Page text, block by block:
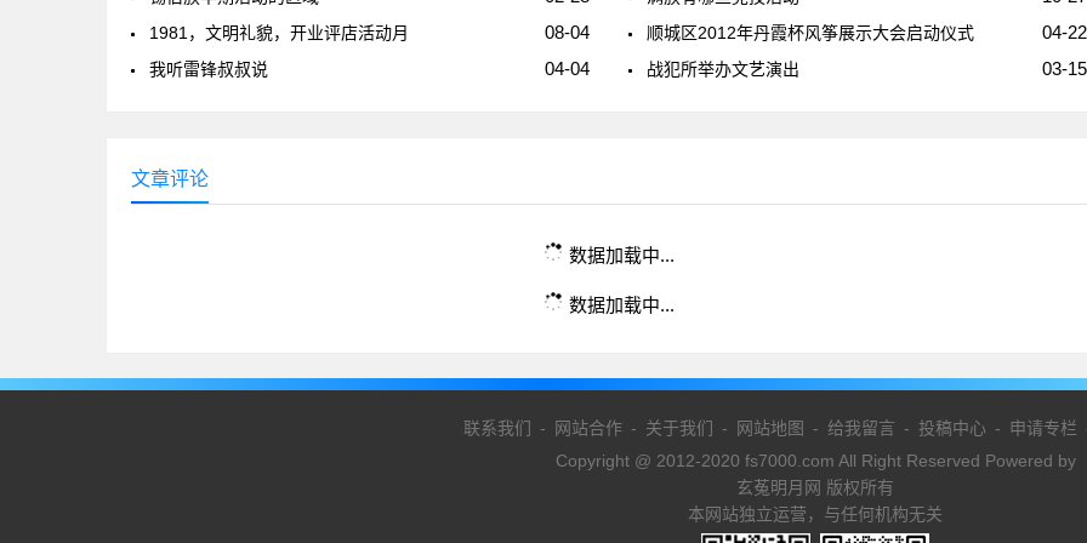
08-04
1981，文明礼貌，开业评店活动月 04-22
顺城区2012年丹霞杯风筝展示大会启动仪式
04-04
我听雷锋叔叔说 03-15
战犯所举办文艺演出
文章评论
数据加载中...
数据加载中...
联系我们 - 网站合作- 关于我们 - 网站地图 - 给我留言 - 投稿中心- 申请专栏
Copyright @ 2012-2020 fs7000.com All Right Reserved Powered by
玄菟明月网 版权所有
本网站独立运营，与任何机构无关